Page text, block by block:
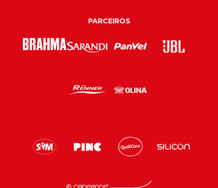
PARCEIROS